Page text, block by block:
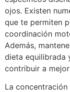
ojos. Existen
que te permiten
coordinación
Además,
dieta equilibrada
contribuir a
La